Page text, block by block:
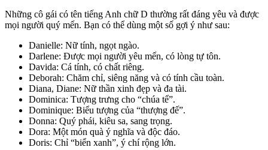
Những cô gái có tên tiếng Anh chữ D thường rất đáng yêu và được
mọi người quý mến. Bạn có thể dùng một số gợi ý như sau:
Danielle: Nữ tính, ngọt ngào.
Darlene: Được mọi người yêu mến, có lòng tự tôn.
Davida: Cá tính, có chất riêng.
Deborah: Chăm chỉ, siêng năng và có tính cầu toàn.
Diana, Diane: Nữ thần xinh đẹp và đa tài.
Dominica: Tượng trưng cho “chúa tể”.
Dominique: Biểu tượng của “thượng đế”.
Donna: Quý phái, kiêu sa, sang trọng.
Dora: Một món quà ý nghĩa và độc đáo.
Doris: Chỉ “biển xanh”, ý chí rộng lớn.